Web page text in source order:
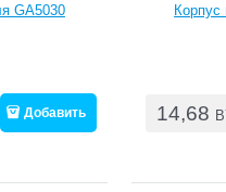
GA5030
Добавить 14,68